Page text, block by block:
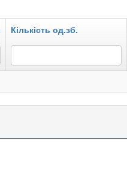
Кількість од.зб.